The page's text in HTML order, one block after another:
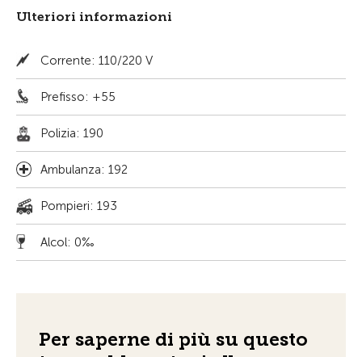
Ulteriori informazioni
Corrente: 110/220 V
Prefisso: +55
Polizia: 190
Ambulanza: 192
Pompieri: 193
Alcol: 0‰